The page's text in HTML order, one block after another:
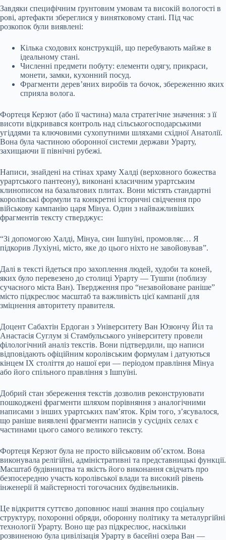
Завдяки специфічним ґрунтовим умовам та високій вологості в
рові, артефакти збереглися у винятковому стані. Під час
розкопок були виявлені:
Кілька сходових конструкцій, що перебувають майже в
ідеальному стані.
Численні предмети побуту: елементи одягу, прикраси,
монети, замки, кухонний посуд.
Фрагменти дерев’яних виробів та бочок, збереженню яких
сприяла волога.
Фортеця Керзют (або її частина) мала стратегічне значення: з її
висоти відкривався контроль над сільськогосподарськими
угіддями та ключовими сухопутними шляхами східної Анатолії.
Вона була частиною оборонної системи держави Урарту,
захищаючи її північні рубежі.
Написи, знайдені на стінах храму Халді (верховного божества
урартського пантеону), виконані класичним урартським
клинописом на базальтових плитах. Вони містять стандартні
королівські формули та конкретні історичні свідчення про
військову кампанію царя Мінуа. Один з найважливіших
фрагментів тексту стверджує:
“Зі допомогою Халді, Мінуа, син Ішпуїні, промовляє… Я
підкорив Лухіуні, місто, яке до цього ніхто не завойовував”.
Далі в тексті йдеться про захоплення людей, худоби та коней,
яких було перевезено до столиці Урарту — Тушпи (поблизу
сучасного міста Ван). Твердження про “незавойоване раніше”
місто підкреслює масштаб та важливість цієї кампанії для
зміцнення авторитету правителя.
Доцент Сабахтін Ердоган з Університету Ван Юзюнчу Йіл та
Анастасія Суглум зі Стамбульського університету провели
філологічний аналіз текстів. Вони підтвердили, що написи
відповідають офіційним королівським формулам і датуються
кінцем IX століття до нашої ери — періодом правління Мінуа
або його спільного правління з Ішпуїні.
Добрий стан збереження текстів дозволив реконструювати
пошкоджені фрагменти шляхом порівняння з аналогічними
написами з інших урартських пам’яток. Крім того, з’ясувалося,
що раніше виявлені фрагменти написів у сусідніх селах є
частинами цього самого великого тексту.
Фортеця Керзют була не просто військовим об’єктом. Вона
виконувала релігійні, адміністративні та представницькі функції.
Масштаб будівництва та якість його виконання свідчать про
безпосередню участь королівської влади та високий рівень
інженерії й майстерності тогочасних будівельників.
Це відкриття суттєво доповнює наші знання про соціальну
структуру, похоронні обряди, оборонну політику та металургійні
технології Урарту. Воно ще раз підкреслює, наскільки
розвиненою була цивілізація Урарту в басейні озера Ван —